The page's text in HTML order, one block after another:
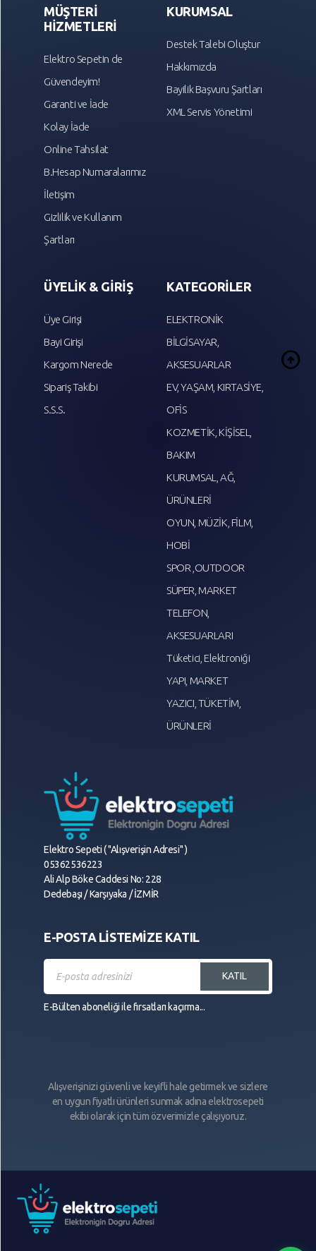
MÜŞTERİ
HİZMETLERİ
Elektro Sepetin de
Güvendeyim!
Garanti ve İade
Kolay İade
Online Tahsilat
B.Hesap Numaralarımız
İletişim
Gizlilik ve Kullanım
Şartları
KURUMSAL
Destek Talebi Oluştur
Hakkımızda
Bayilik Başvuru Şartları
XML Servis Yönetimi
ÜYELİK & GİRİŞ
Üye Girişi
Bayi Girişi
Kargom Nerede
Sipariş Takibi
S.S.S.
KATEGORİLER
ELEKTRONİK
BİLGİSAYAR,
AKSESUARLAR
EV, YAŞAM, KIRTASİYE,
OFİS
KOZMETİK, KİŞİSEL,
BAKIM
KURUMSAL, AĞ,
ÜRÜNLERİ
OYUN, MÜZİK, FİLM,
HOBİ
SPOR ,OUTDOOR
SÜPER, MARKET
TELEFON,
AKSESUARLARI
Tüketici, Elektroniği
YAPI, MARKET
YAZICI, TÜKETİM,
ÜRÜNLERİ
Elektro Sepeti ( "Alışverişin Adresi" )
05362536223
Ali Alp Böke Caddesi No: 228
Dedebaşı / Karşıyaka / İZMİR
E-POSTA LİSTEMİZE KATIL
KATIL
E-Bülten aboneliği ile fırsatları kaçırma...
Alışverişinizi güvenli ve keyifli hale getirmek ve sizlere
en uygun fiyatlı ürünleri sunmak adına elektrosepeti
ekibi olarak için tüm özverimizle çalışıyoruz.
arrow_circle_up